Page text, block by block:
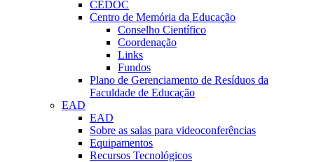
CEDOC
Centro de Memória da Educação
Conselho Científico
Coordenação
Links
Fundos
Plano de Gerenciamento de Resíduos da
Faculdade de Educação
EAD
EAD
Sobre as salas para videoconferências
Equipamentos
Recursos Tecnológicos